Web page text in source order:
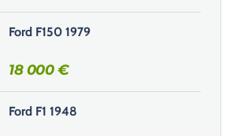
Ford F150 1979
18 000€
Ford F1 1948